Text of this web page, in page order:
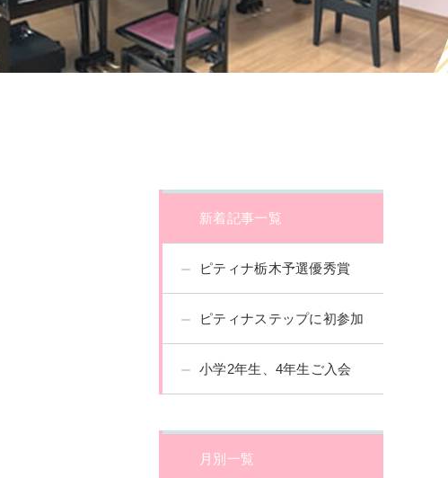
新着記事一覧
ピティナ栃木予選優秀賞
ピティナステップに初参加
小学2年生、4年生ご入会
月別一覧